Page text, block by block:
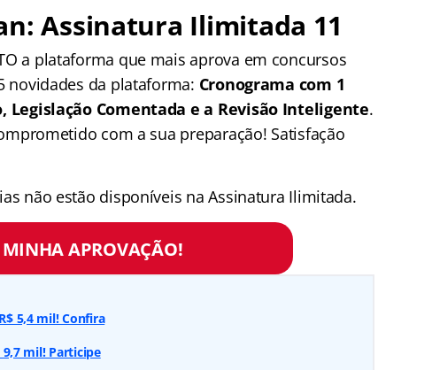
Assinatura Ilimitada 11
a plataforma que mais aprova em concursos
novidades da plataforma: Cronograma com 1
Legislação Comentada e a Revisão Inteligente.
com a sua preparação! Satisfação
não estão disponíveis na Assinatura Ilimitada.
MINHA APROVAÇÃO!
5,4 mil! Confira
9,7 mil! Participe